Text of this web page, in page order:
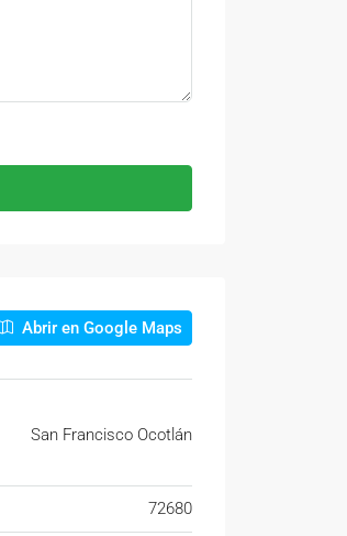
Abrir en Google Maps
San Francisco Ocotlán
72680